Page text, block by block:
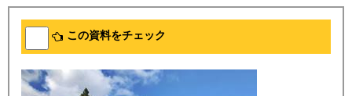
この資料をチェック